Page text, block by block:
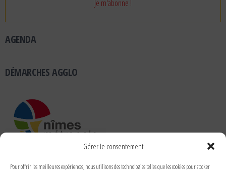
Gérer le consentement
Pour offrir les meilleures expériences, nous utilisons des technologies telles que les cookies pour stocker
AGENDA
DÉMARCHES AGGLO
RUBRIQUES